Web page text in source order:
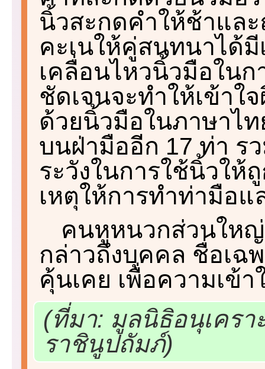
นิ้วสะกดคำให้ช้าแล
คะเนให้คู่สนทนาได้
เคลื่อนไหวนิ้วมือใน
ชัดเจนจะทำให้เข้าใ
ด้วยนิ้วมือในภาษาไท
บนฝ่ามืออีก 17 ท่า ร
ระวังในการใช้นิ้วให้
เหตุให้การทำท่ามือ
คนหูหนวกส่วนใหญ่
กล่าวถึงบุคคล ชื่อเฉ
คุ้นเคย เพื่อความเข้
(ที่มา: มูลนิธิอนุเคร
ราชินูปถัมภ์)